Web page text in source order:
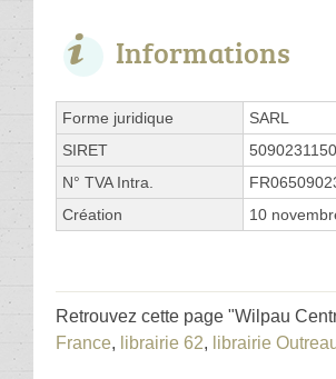
Informations
Forme juridique
SARL
SIRET
N° TVA Intra.
Création
10
Retrouvez cette page "Wilpau
France, librairie 62, librairie